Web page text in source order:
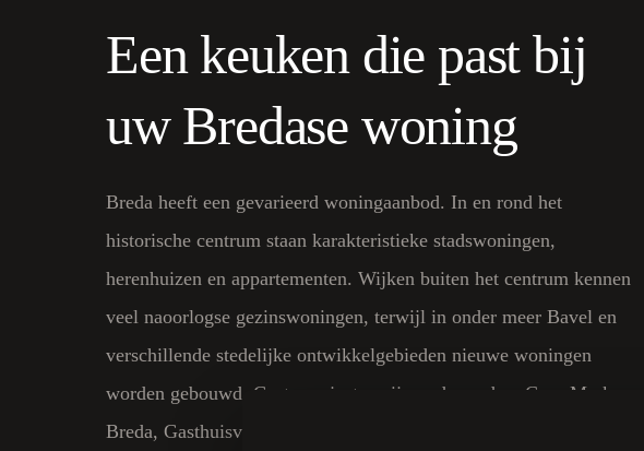
Een keuken die past bij
uw Bredase woning
Breda heeft een gevarieerd woningaanbod. In en rond het
historische centrum staan karakteristieke stadswoningen,
herenhuizen en appartementen. Wijken buiten het centrum kennen
veel naoorlogse gezinswoningen, terwijl in onder meer Bavel en
verschillende stedelijke ontwikkelgebieden nieuwe woningen
worden gebouwd. Grote projecten zijn onder andere CrossMark
Breda, Gasthuisvelden en Breda Centrum Oost.